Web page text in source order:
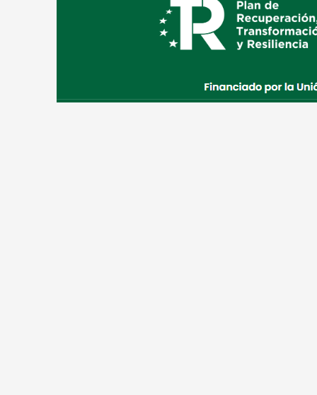
todo lo relacionado con
lores, plantas, macetas,
decoración y suministros
construcción de jardines y